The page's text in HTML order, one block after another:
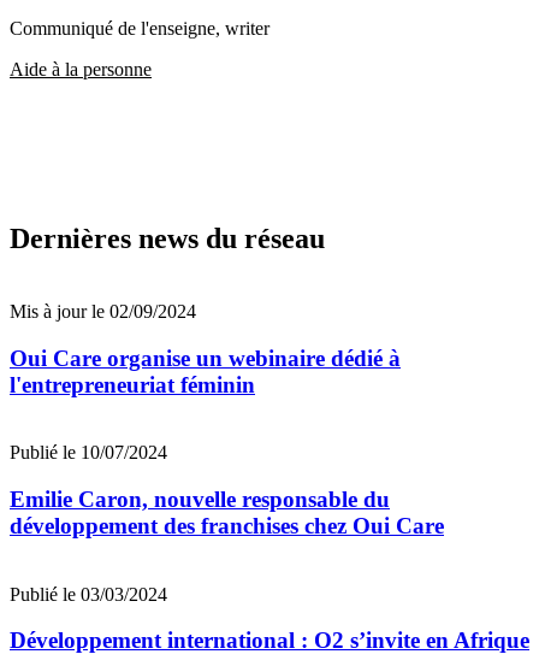
Communiqué de l'enseigne, writer
Aide à la personne
Dernières news du réseau
Mis à jour le 02/09/2024
Oui Care organise un webinaire dédié à
l'entrepreneuriat féminin
Publié le 10/07/2024
Emilie Caron, nouvelle responsable du
développement des franchises chez Oui Care
Publié le 03/03/2024
Développement international : O2 s’invite en Afrique